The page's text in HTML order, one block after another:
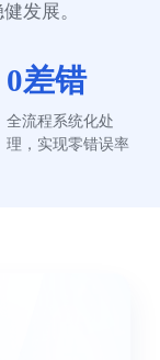
发展。
0差错
全流程系统化处
理，实现零错误率